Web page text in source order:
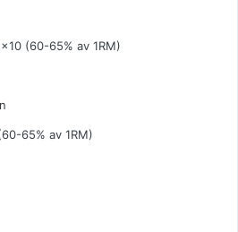
(60-65% av 1RM)
65% av 1RM)